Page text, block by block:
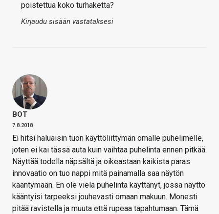
poistettua koko turhaketta?
Kirjaudu sisään vastataksesi
BOT
7.8.2018
Ei hitsi haluaisin tuon käyttöliittymän omalle puhelimelle,
joten ei kai tässä auta kuin vaihtaa puhelinta ennen pitkää.
Näyttää todella näpsältä ja oikeastaan kaikista paras
innovaatio on tuo nappi mitä painamalla saa näytön
kääntymään. En ole vielä puhelinta käyttänyt, jossa näyttö
kääntyisi tarpeeksi jouhevasti omaan makuun. Monesti
pitää ravistella ja muuta että rupeaa tapahtumaan. Tämä